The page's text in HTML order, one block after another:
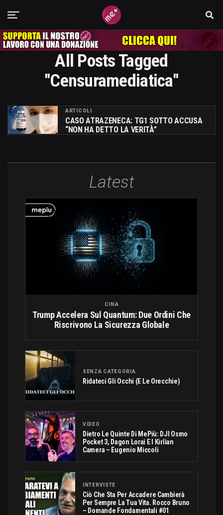
All Posts Tagged
"censuramediatica"
ARTICOLI
CASO ATRAZENECA: TG1 SOTTO ACCUSA
“NON HA DETTO LA VERITÀ”
Latest
CINA
Trump Accelera Sul Quantum: Due Ordini Che
Riscrivono La Sicurezza Globale
SENZA CATEGORIA
Ridateci Gli Occhi (e Le Orecchie)
VIDEO
Dietro Le Quinte Di MePiù: DJI Osmo
Pocket 3, Dagon Lorai E I Kirlian
Camera – Eugenio Miccoli
INTERVISTE
Ciò Che Sta Per Accadere Cambierà
Per Sempre La Tua Vita. Rocco Bruno
– Domande Fondamentali #01